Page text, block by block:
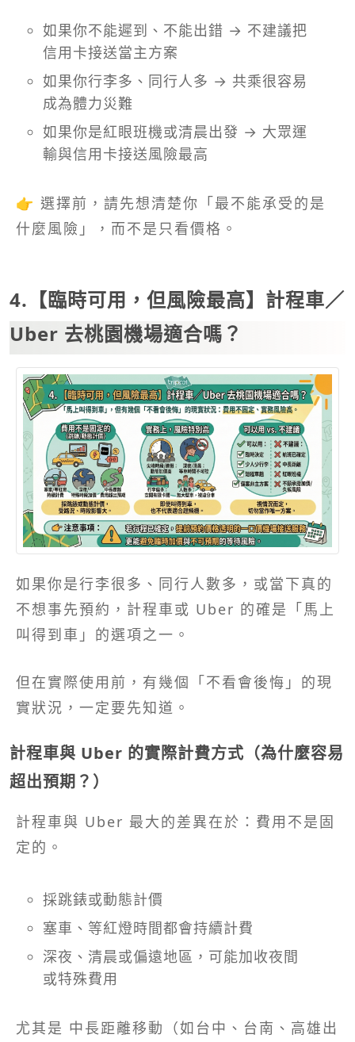
如果你不能遲到、不能出錯 → 不建議把
信用卡接送當主方案
如果你行李多、同行人多 → 共乘很容易
成為體力災難
如果你是紅眼班機或清晨出發 → 大眾運
輸與信用卡接送風險最高
👉 選擇前，請先想清楚你「最不能承受的是
什麼風險」，而不是只看價格。
4.【臨時可用，但風險最高】計程車／
Uber 去桃園機場適合嗎？
如果你是行李很多、同行人數多，或當下真的
不想事先預約，計程車或 Uber 的確是「馬上
叫得到車」的選項之一。
但在實際使用前，有幾個「不看會後悔」的現
實狀況，一定要先知道。
計程車與 Uber 的實際計費方式（為什麼容易
超出預期？）
計程車與 Uber 最大的差異在於：費用不是固
定的。
採跳錶或動態計價
塞車、等紅燈時間都會持續計費
深夜、清晨或偏遠地區，可能加收夜間
或特殊費用
尤其是 中長距離移動（如台中、台南、高雄出